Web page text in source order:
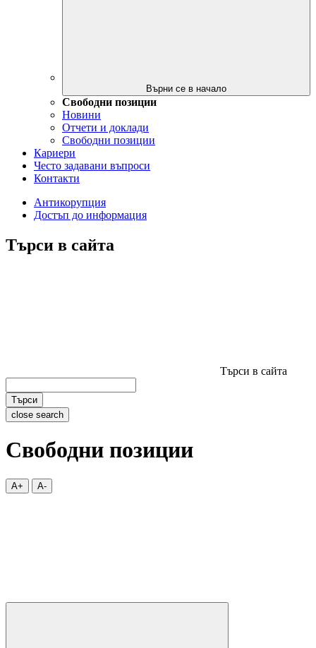
Върни се в начало
Свободни позиции
Новини
Отчети и доклади
Свободни позиции
Кариери
Често задавани въпроси
Контакти
Антикорупция
Достъп до информация
Търси в сайта
Търси в сайта
Търси
close search
Свободни позиции
A+ A-